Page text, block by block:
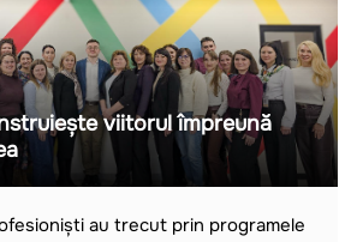
viitorul împreună
au trecut prin programele